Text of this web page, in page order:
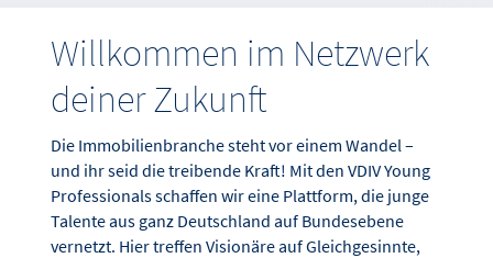
Willkommen im Netzwerk
deiner Zukunft
Die Immobilienbranche steht vor einem Wandel –
und ihr seid die treibende Kraft! Mit den VDIV Young
Professionals schaffen wir eine Plattform, die junge
Talente aus ganz Deutschland auf Bundesebene
vernetzt. Hier treffen Visionäre auf Gleichgesinnte,